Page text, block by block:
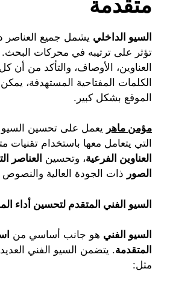
السيو الداخلي يشمل جميع العناصر
تؤثر على ترتيبه في محركات
العناوين، الأوصاف، والتأكد من
الكلمات المفتاحية المستهدفة،
الموقع بشكل كبير.
مؤمن ماهر يعمل على تحسين السيو
التي يتعامل معها باستخدام
العناوين الفرعية، وتحسين العناصر
الصور ذات الجودة العالية والنصوص
السيو الفني المتقدم لتحسين أداء
السيو الفني هو جانب أساسي من
المتقدمة. يتضمن السيو الفني
مثل: